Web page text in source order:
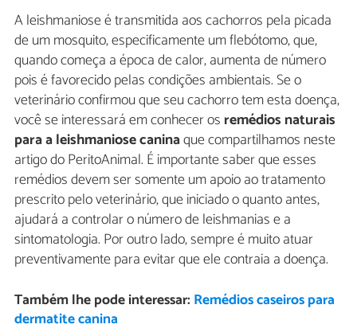
A leishmaniose é transmitida aos cachorros pela picada
de um mosquito, especificamente um flebótomo, que,
quando começa a época de calor, aumenta de número
pois é favorecido pelas condições ambientais. Se o
veterinário confirmou que seu cachorro tem esta doença,
você se interessará em conhecer os remédios naturais
para a leishmaniose caninaque compartilhamos neste
artigo do PeritoAnimal. É importante saber que esses
remédios devem ser somente um apoio ao tratamento
prescrito pelo veterinário, que iniciado o quanto antes,
ajudará a controlar o número de leishmanias e a
sintomatologia. Por outro lado, sempre é muito atuar
preventivamente para evitar que ele contraia a doença.
Também lhe pode interessar: Remédios caseiros para
dermatite canina